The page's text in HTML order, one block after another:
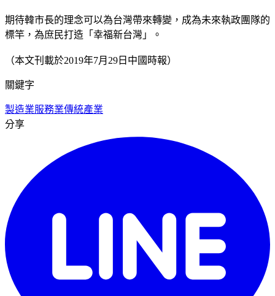
期待韓市長的理念可以為台灣帶來轉變，成為未來執政團隊的
標竿，為庶民打造「幸福新台灣」。
（本文刊載於2019年7月29日中國時報）
關鍵字
製造業服務業傳統產業
分享